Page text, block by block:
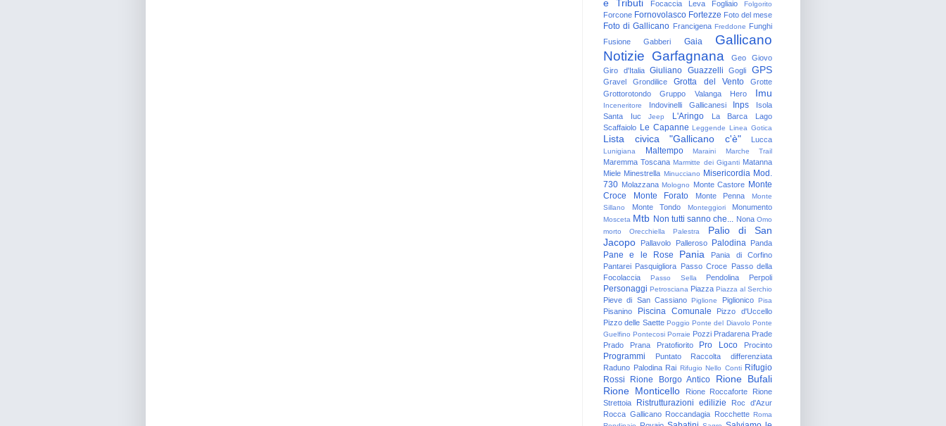
e Tributi
Focaccia Leva Fogliaio Folgorito
Forcone Fornovolasco Fortezze Foto del mese
Foto di Gallicano Francigena Freddone Funghi
Fusione
Gabberi Gaia
Gallicano
Notizie Garfagnana Geo
Giovo
Giro d'Italia
Giuliano Guazzelli Gogli GPS
Gravel Grondilice Grotta del Vento
Grotte
Grottorotondo
Gruppo Valanga Hero Imu
Inceneritore Indovinelli Gallicanesi Inps
Isola
Santa
Iuc Jeep L'Aringo La Barca
Lago
Scaffaiolo Le Capanne Leggende Linea Gotica
Lista civica "Gallicano c'è" Lucca
Lunigiana Maltempo Maraini Marche Trail
Maremma Toscana Marmitte dei Giganti Matanna
Miele Minestrella Minucciano Misericordia Mod.
730 Molazzana Mologno Monte Castore Monte
Croce
Monte Forato Monte Penna
Monte
Sillano
Monte Tondo Monteggiori Monumento
Mosceta Mtb Non tutti sanno che... Nona Omo
morto
Orecchiella Palestra
Palio di San
Jacopo
Pallavolo Palleroso Palodina Panda
Pane e le Rose Pania
Pania di Corfino
Pantarei Pasquigliora Passo Croce Passo della
Focolaccia
Passo Sella Pendolina Perpoli
Personaggi Petrosciana Piazza Piazza al Serchio
Pieve di San Cassiano Piglione Piglionico Pisa
Pisanino Piscina Comunale
Pizzo d'Uccello
Pizzo delle Saette Poggio Ponte del Diavolo Ponte
Guelfino Pontecosi Porraie Pozzi Pradarena Prade
Prado
Prana Pratofiorito Pro Loco Procinto
Programmi Puntato
Raccolta differenziata
Raduno Palodina Rai Rifugio Nello Conti Rifugio
Rossi
Rione Borgo Antico
Rione Bufali
Rione Monticello
Rione Roccaforte
Rione
Strettoia
Ristrutturazioni edilizie
Roc d'Azur
Rocca Gallicano Roccandagia Rocchette Roma